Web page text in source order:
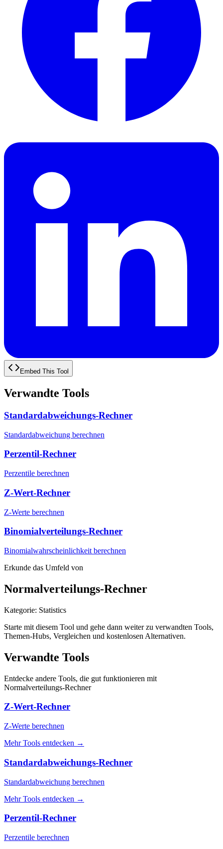
Embed This Tool
Verwandte Tools
Standardabweichungs-Rechner
Standardabweichung berechnen
Perzentil-Rechner
Perzentile berechnen
Z-Wert-Rechner
Z-Werte berechnen
Binomialverteilungs-Rechner
Binomialwahrscheinlichkeit berechnen
Erkunde das Umfeld von
Normalverteilungs-Rechner
Kategorie: Statistics
Starte mit diesem Tool und gehe dann weiter zu verwandten Tools,
Themen-Hubs, Vergleichen und kostenlosen Alternativen.
Verwandte Tools
Entdecke andere Tools, die gut funktionieren mit
Normalverteilungs-Rechner
Z-Wert-Rechner
Z-Werte berechnen
Mehr Tools entdecken →
Standardabweichungs-Rechner
Standardabweichung berechnen
Mehr Tools entdecken →
Perzentil-Rechner
Perzentile berechnen